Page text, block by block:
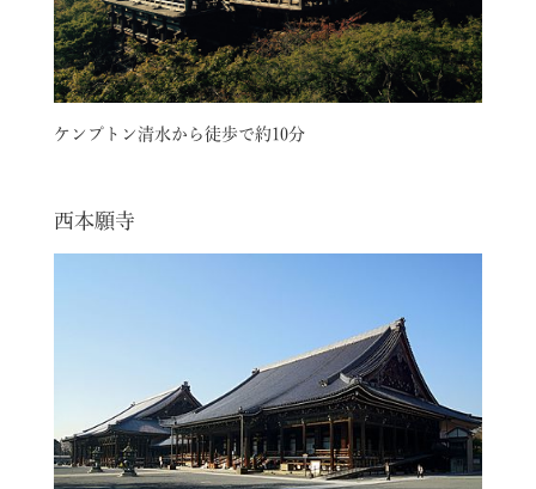
ケンプトン清水から徒歩で約10分
西本願寺